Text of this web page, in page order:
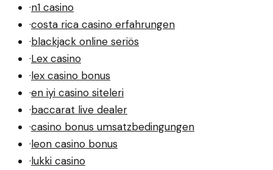
·n1 casino
·costa rica casino erfahrungen
·blackjack online seriös
·Lex casino
·lex casino bonus
·en iyi casino siteleri
·baccarat live dealer
·casino bonus umsatzbedingungen
·leon casino bonus
·lukki casino